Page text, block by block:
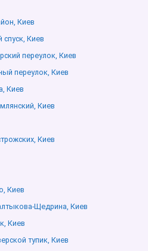
Киев
спуск, Киев
переулок, Киев
переулок, Киев
Киев
Киев
Киев
Киев
Щедрина, Киев
Киев
тупик, Киев